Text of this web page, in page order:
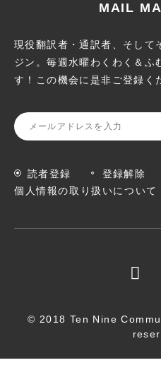
MAIL
現役翻訳者・通訳者、そして
ジン。毎週水曜わくわく＆ふ
す！この機会に 是非ご登録く
読者登録
登録解除
個人情報の取り扱いについて
© 2018 Ten Nine